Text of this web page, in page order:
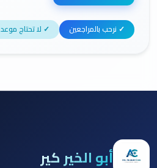
✓ نرحب بالمراجعين ✓ لا تحتاج موعد
أبو الخير كير